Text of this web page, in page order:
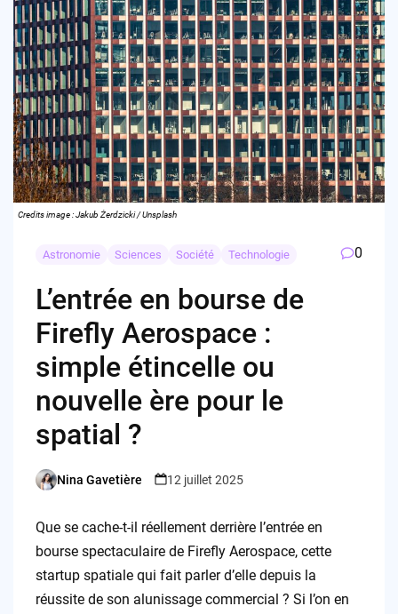
Credits image : Jakub Żerdzicki / Unsplash
Astronomie Sciences Société Technologie 0
L’entrée en bourse de
Firefly Aerospace :
simple étincelle ou
nouvelle ère pour le
spatial ?
Posted
Nina Gavetière 12 juillet 2025
Que se cache-t-il réellement derrière l’entrée en
bourse spectaculaire de Firefly Aerospace, cette
startup spatiale qui fait parler d’elle depuis la
réussite de son alunissage commercial ? Si l’on en